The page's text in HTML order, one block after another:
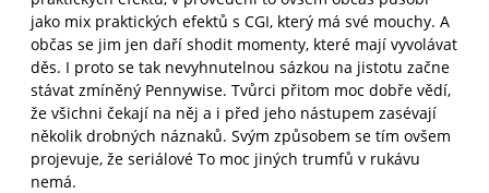
jako mix praktických efektů s CGI, který má své mouchy. A
občas se jim jen daří shodit momenty, které mají vyvolávat
děs. I proto se tak nevyhnutelnou sázkou na jistotu začne
stávat zmíněný Pennywise. Tvůrci přitom moc dobře vědí,
že všichni čekají na něj a i před jeho nástupem zasévají
několik drobných náznaků. Svým způsobem se tím ovšem
projevuje, že seriálové To moc jiných trumfů v rukávu
nemá.